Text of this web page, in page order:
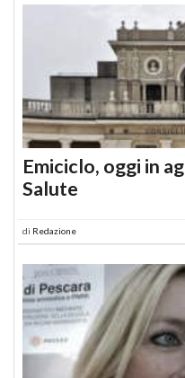
Emiciclo, oggi in
Salute
di Redazione